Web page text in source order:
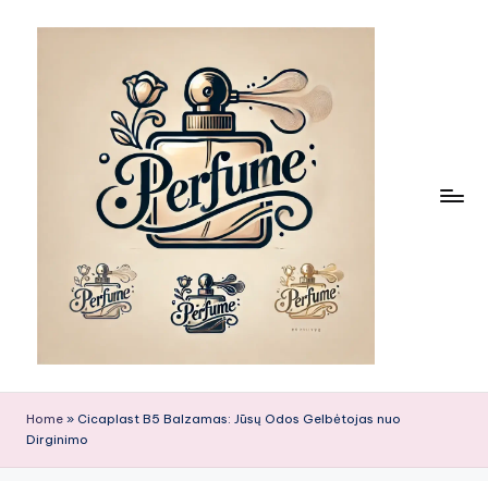
Home » Cicaplast B5 Balzamas: Jūsų Odos Gelbėtojas nuo
Dirginimo